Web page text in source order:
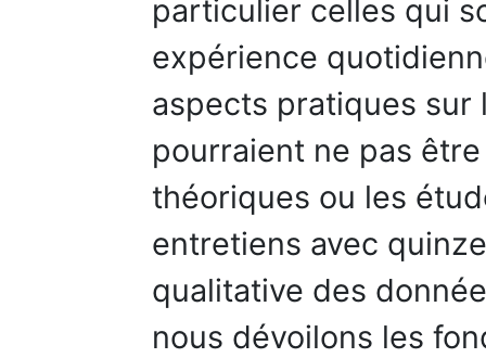
particulier celles qui
expérience
aspects pratiques sur
pourraient ne pas
théoriques ou les
entretiens avec
qualitative des
nous dévoilons les